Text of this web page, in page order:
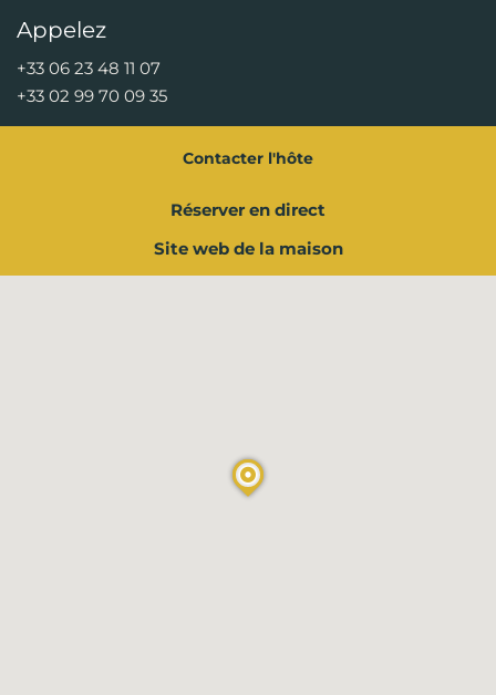
Appelez
+33 06 23 48 11 07
+33 02 99 70 09 35
Contacter l'hôte
Réserver en direct
Site web de la maison